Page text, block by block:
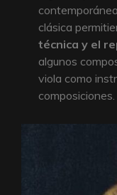
clásica
técnica y el
algunos
viola como
composiciones.